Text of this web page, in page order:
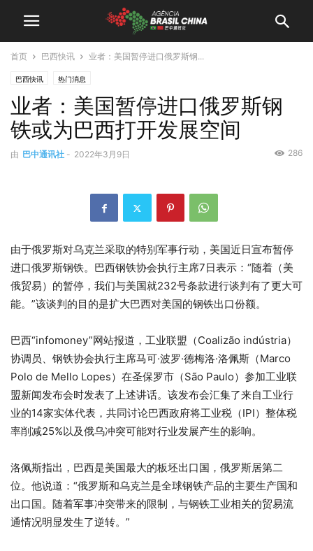
首页 巴西快讯 业者：美国暂停进口俄罗斯钢...
巴西快讯 热门消息
业者：美国暂停进口俄罗斯钢
铁或为巴西打开发展空间
由 巴中通讯社 - 2022年3月9日 286
由于俄罗斯对乌克兰采取的特别军事行动，美国近日宣布暂停
进口俄罗斯钢铁。巴西钢铁协会执行主席7日表示：“随着（美
俄贸易）的暂停，我们与美国就232号条款进行谈判有了更大可
能。”该谈判的目的是扩大巴西对美国的钢铁出口份额。
巴西“infomoney”网站报道，工业联盟（Coalizão indústria）
协调员、钢铁协会执行主席马可·波罗·德梅洛·洛佩斯（Marco
Polo de Mello Lopes）在圣保罗市（São Paulo）参加工业联
盟新闻发布会时发表了上述讲话。该发布会汇集了来自工业行
业的14家实体代表，共同讨论巴西政府将工业税（IPI）整体税
率削减25%以及俄乌冲突可能对行业发展产生的影响。
洛佩斯指出，巴西是美国最大的板坯出口国，俄罗斯居第二
位。他说道：“俄罗斯和乌克兰是全球钢铁产品的主要生产国和
出口国。随着军事冲突带来的限制，与钢铁工业相关的贸易流
通情况明显发生了逆转。”